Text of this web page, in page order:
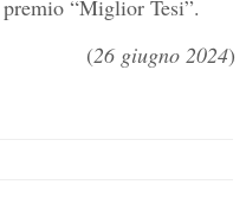
“Miglior Tesi”.
(26 giugno 2024)